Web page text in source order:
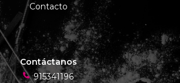
Contacto
Contáctanos
915341196